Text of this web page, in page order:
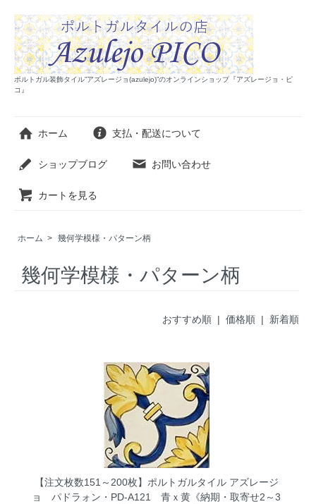
ポルトガル装飾タイル”アズレージョ(azulejo)”のオンラインショップ『アズレージョ・ピ
コ』
ホーム 支払・配送について
ショップブログ お問い合わせ
カートを見る
ホーム > 幾何学模様・パターン柄
幾何学模様・パターン柄
おすすめ順| 価格順| 新着順
【注文枚数151～200枚】ポルトガルタイル アズレージ
ョ パドラォン・PD-A121 青ｘ黄《納期・取寄せ2～3